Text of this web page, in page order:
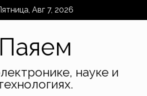
Авг 7, 2026
Паяем
науке и